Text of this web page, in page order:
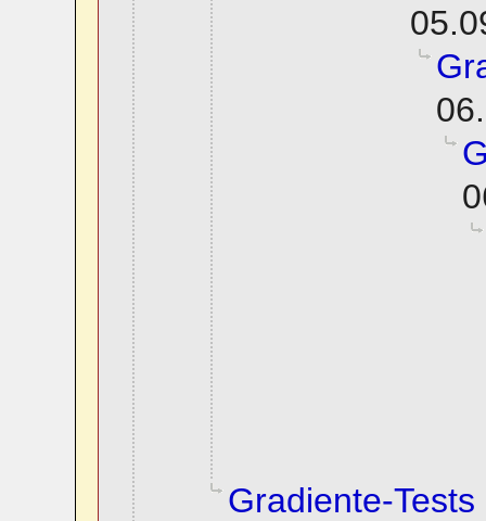
Gradiente-Tests